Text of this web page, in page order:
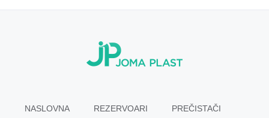
NASLOVNA REZERVOARI PREČISTAČI